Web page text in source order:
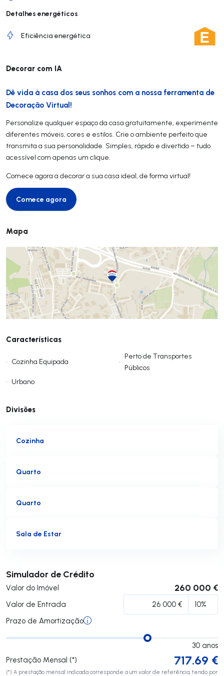
Detalhes energéticos
Eficiência energética
Decorar com IA
Dê vida à casa dos seus sonhos com a nossa ferramenta de
Decoração Virtual!
Personalize qualquer espaço da casa gratuitamente, experimente
diferentes móveis, cores e estilos. Crie o ambiente perfeito que
transmita a sua personalidade. Simples, rápido e divertido – tudo
acessível com apenas um clique.
Comece agora a decorar a sua casa ideal, de forma virtual!
Comece agora
Comece agora
Mapa
Características
• Cozinha Equipada •
Perto de Transportes
Públicos
• Urbano
Divisões
Cozinha
Quarto
Quarto
Sala de Estar
Simulador de Crédito
Valor do Imóvel 260 000 €
Valor de Entrada
Prazo de Amortização
30 anos
Prestação Mensal (*)
717.69 €
(*) A prestação mensal indicada corresponde a um valor de referência, tendo por
Submeter